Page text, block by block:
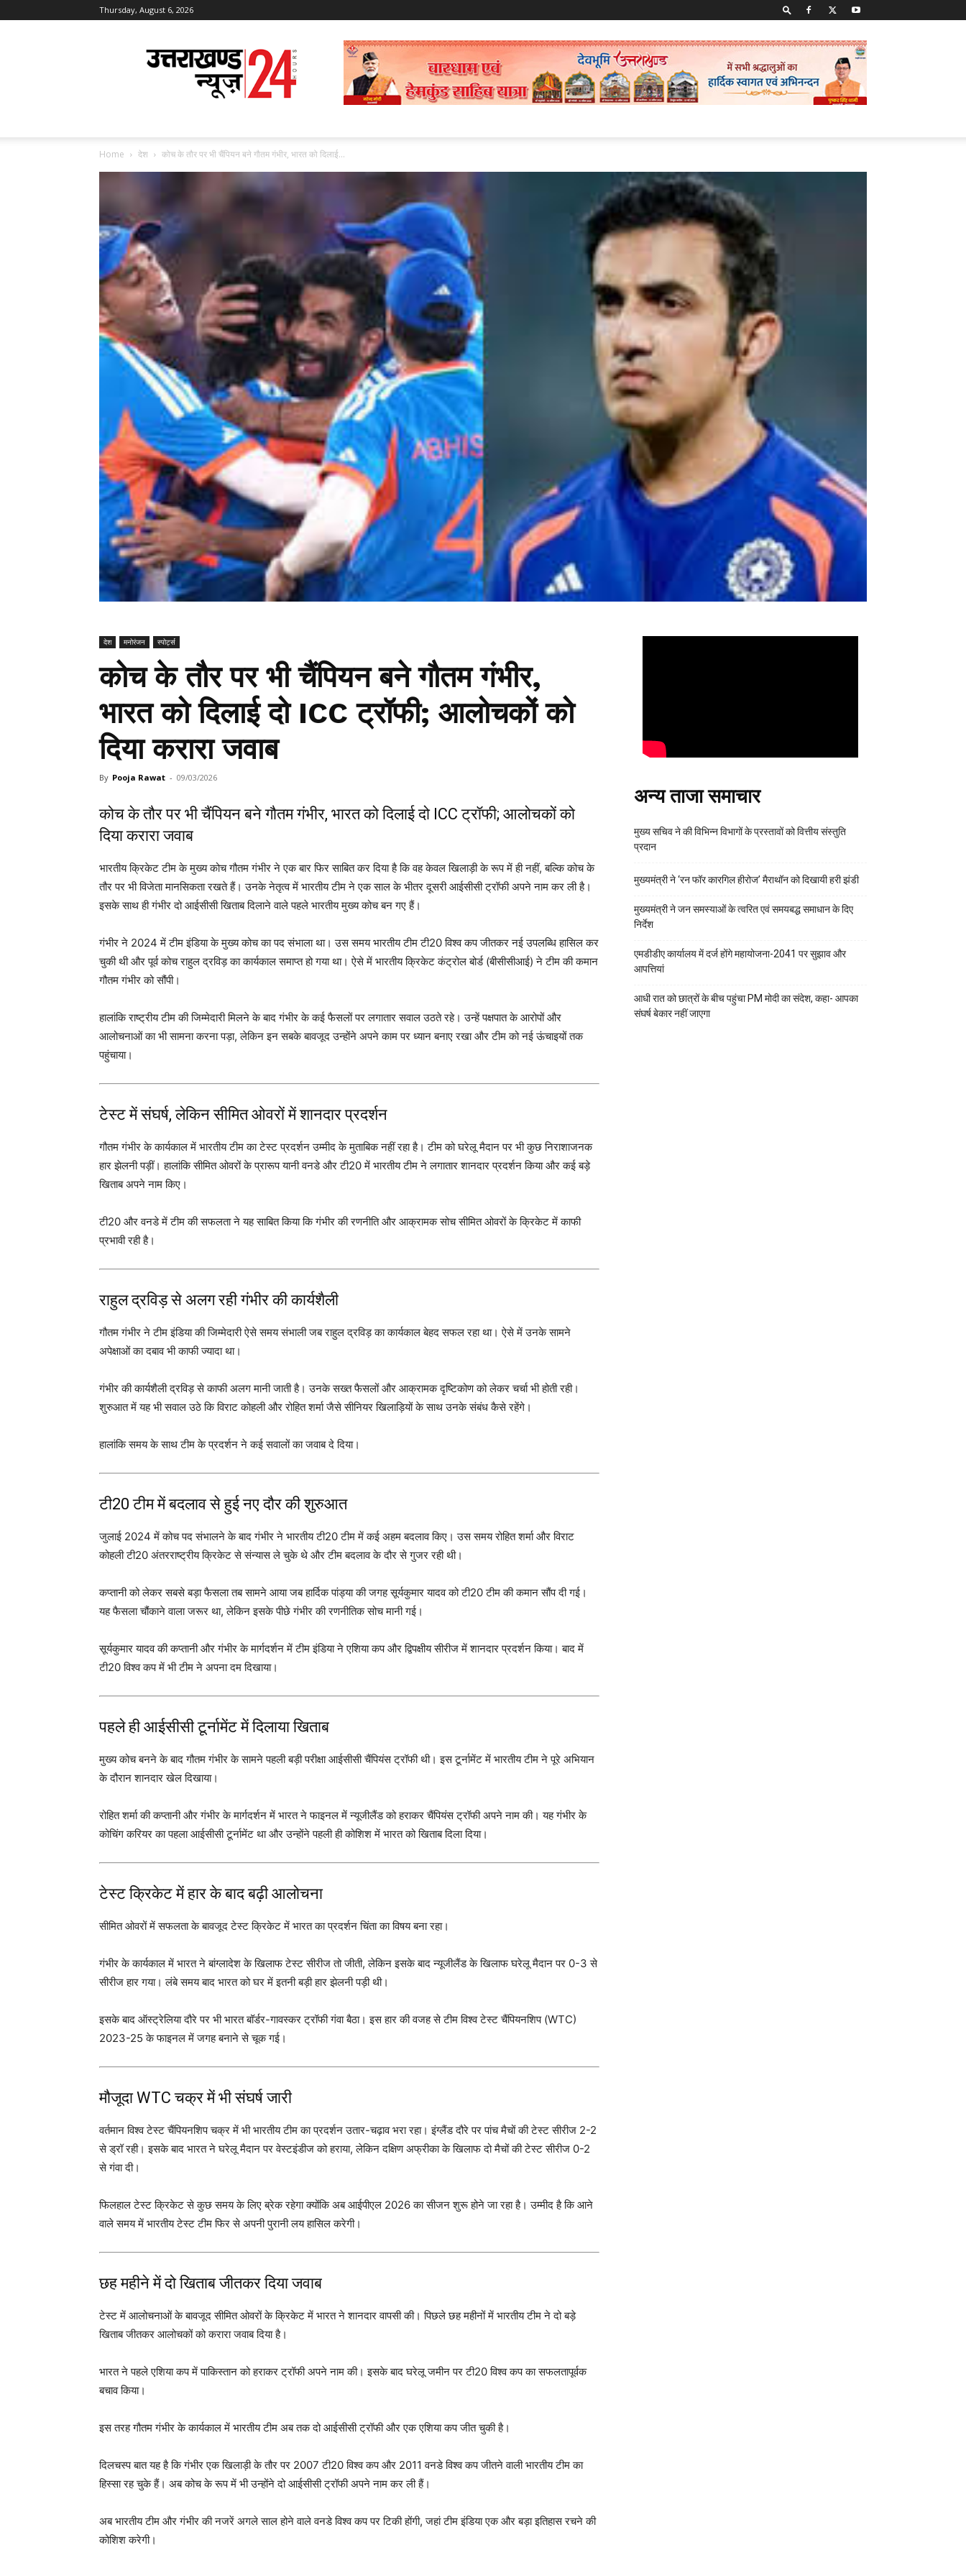
Thursday, August 6, 2026
Uttarakhand
News
24
Home देश कोच के तौर पर भी चैंपियन बने गौतम गंभीर, भारत को दिलाई...
देश मनोरंजन स्पोर्ट्स
कोच के तौर पर भी चैंपियन बने गौतम गंभीर,
भारत को दिलाई दो ICC ट्रॉफी; आलोचकों को
दिया करारा जवाब
By Pooja Rawat - 09/03/2026
कोच के तौर पर भी चैंपियन बने गौतम गंभीर, भारत को दिलाई दो ICC ट्रॉफी; आलोचकों को
दिया करारा जवाब
भारतीय क्रिकेट टीम के मुख्य कोच गौतम गंभीर ने एक बार फिर साबित कर दिया है कि वह केवल खिलाड़ी के रूप में ही नहीं, बल्कि कोच के
तौर पर भी विजेता मानसिकता रखते हैं। उनके नेतृत्व में भारतीय टीम ने एक साल के भीतर दूसरी आईसीसी ट्रॉफी अपने नाम कर ली है।
इसके साथ ही गंभीर दो आईसीसी खिताब दिलाने वाले पहले भारतीय मुख्य कोच बन गए हैं।
गंभीर ने 2024 में टीम इंडिया के मुख्य कोच का पद संभाला था। उस समय भारतीय टीम टी20 विश्व कप जीतकर नई उपलब्धि हासिल कर
चुकी थी और पूर्व कोच राहुल द्रविड़ का कार्यकाल समाप्त हो गया था। ऐसे में भारतीय क्रिकेट कंट्रोल बोर्ड (बीसीसीआई) ने टीम की कमान
गौतम गंभीर को सौंपी।
हालांकि राष्ट्रीय टीम की जिम्मेदारी मिलने के बाद गंभीर के कई फैसलों पर लगातार सवाल उठते रहे। उन्हें पक्षपात के आरोपों और
आलोचनाओं का भी सामना करना पड़ा, लेकिन इन सबके बावजूद उन्होंने अपने काम पर ध्यान बनाए रखा और टीम को नई ऊंचाइयों तक
पहुंचाया।
टेस्ट में संघर्ष, लेकिन सीमित ओवरों में शानदार प्रदर्शन
गौतम गंभीर के कार्यकाल में भारतीय टीम का टेस्ट प्रदर्शन उम्मीद के मुताबिक नहीं रहा है। टीम को घरेलू मैदान पर भी कुछ निराशाजनक
हार झेलनी पड़ीं। हालांकि सीमित ओवरों के प्रारूप यानी वनडे और टी20 में भारतीय टीम ने लगातार शानदार प्रदर्शन किया और कई बड़े
खिताब अपने नाम किए।
टी20 और वनडे में टीम की सफलता ने यह साबित किया कि गंभीर की रणनीति और आक्रामक सोच सीमित ओवरों के क्रिकेट में काफी
प्रभावी रही है।
राहुल द्रविड़ से अलग रही गंभीर की कार्यशैली
गौतम गंभीर ने टीम इंडिया की जिम्मेदारी ऐसे समय संभाली जब राहुल द्रविड़ का कार्यकाल बेहद सफल रहा था। ऐसे में उनके सामने
अपेक्षाओं का दबाव भी काफी ज्यादा था।
गंभीर की कार्यशैली द्रविड़ से काफी अलग मानी जाती है। उनके सख्त फैसलों और आक्रामक दृष्टिकोण को लेकर चर्चा भी होती रही।
शुरुआत में यह भी सवाल उठे कि विराट कोहली और रोहित शर्मा जैसे सीनियर खिलाड़ियों के साथ उनके संबंध कैसे रहेंगे।
हालांकि समय के साथ टीम के प्रदर्शन ने कई सवालों का जवाब दे दिया।
टी20 टीम में बदलाव से हुई नए दौर की शुरुआत
जुलाई 2024 में कोच पद संभालने के बाद गंभीर ने भारतीय टी20 टीम में कई अहम बदलाव किए। उस समय रोहित शर्मा और विराट
कोहली टी20 अंतरराष्ट्रीय क्रिकेट से संन्यास ले चुके थे और टीम बदलाव के दौर से गुजर रही थी।
कप्तानी को लेकर सबसे बड़ा फैसला तब सामने आया जब हार्दिक पांड्या की जगह सूर्यकुमार यादव को टी20 टीम की कमान सौंप दी गई।
यह फैसला चौंकाने वाला जरूर था, लेकिन इसके पीछे गंभीर की रणनीतिक सोच मानी गई।
सूर्यकुमार यादव की कप्तानी और गंभीर के मार्गदर्शन में टीम इंडिया ने एशिया कप और द्विपक्षीय सीरीज में शानदार प्रदर्शन किया। बाद में
टी20 विश्व कप में भी टीम ने अपना दम दिखाया।
पहले ही आईसीसी टूर्नामेंट में दिलाया खिताब
मुख्य कोच बनने के बाद गौतम गंभीर के सामने पहली बड़ी परीक्षा आईसीसी चैंपियंस ट्रॉफी थी। इस टूर्नामेंट में भारतीय टीम ने पूरे अभियान
के दौरान शानदार खेल दिखाया।
रोहित शर्मा की कप्तानी और गंभीर के मार्गदर्शन में भारत ने फाइनल में न्यूजीलैंड को हराकर चैंपियंस ट्रॉफी अपने नाम की। यह गंभीर के
कोचिंग करियर का पहला आईसीसी टूर्नामेंट था और उन्होंने पहली ही कोशिश में भारत को खिताब दिला दिया।
टेस्ट क्रिकेट में हार के बाद बढ़ी आलोचना
सीमित ओवरों में सफलता के बावजूद टेस्ट क्रिकेट में भारत का प्रदर्शन चिंता का विषय बना रहा।
गंभीर के कार्यकाल में भारत ने बांग्लादेश के खिलाफ टेस्ट सीरीज तो जीती, लेकिन इसके बाद न्यूजीलैंड के खिलाफ घरेलू मैदान पर 0-3 से
सीरीज हार गया। लंबे समय बाद भारत को घर में इतनी बड़ी हार झेलनी पड़ी थी।
इसके बाद ऑस्ट्रेलिया दौरे पर भी भारत बॉर्डर-गावस्कर ट्रॉफी गंवा बैठा। इस हार की वजह से टीम विश्व टेस्ट चैंपियनशिप (WTC)
2023-25 के फाइनल में जगह बनाने से चूक गई।
मौजूदा WTC चक्र में भी संघर्ष जारी
वर्तमान विश्व टेस्ट चैंपियनशिप चक्र में भी भारतीय टीम का प्रदर्शन उतार-चढ़ाव भरा रहा। इंग्लैंड दौरे पर पांच मैचों की टेस्ट सीरीज 2-2
से ड्रॉ रही। इसके बाद भारत ने घरेलू मैदान पर वेस्टइंडीज को हराया, लेकिन दक्षिण अफ्रीका के खिलाफ दो मैचों की टेस्ट सीरीज 0-2
से गंवा दी।
फिलहाल टेस्ट क्रिकेट से कुछ समय के लिए ब्रेक रहेगा क्योंकि अब आईपीएल 2026 का सीजन शुरू होने जा रहा है। उम्मीद है कि आने
वाले समय में भारतीय टेस्ट टीम फिर से अपनी पुरानी लय हासिल करेगी।
छह महीने में दो खिताब जीतकर दिया जवाब
टेस्ट में आलोचनाओं के बावजूद सीमित ओवरों के क्रिकेट में भारत ने शानदार वापसी की। पिछले छह महीनों में भारतीय टीम ने दो बड़े
खिताब जीतकर आलोचकों को करारा जवाब दिया है।
भारत ने पहले एशिया कप में पाकिस्तान को हराकर ट्रॉफी अपने नाम की। इसके बाद घरेलू जमीन पर टी20 विश्व कप का सफलतापूर्वक
बचाव किया।
इस तरह गौतम गंभीर के कार्यकाल में भारतीय टीम अब तक दो आईसीसी ट्रॉफी और एक एशिया कप जीत चुकी है।
दिलचस्प बात यह है कि गंभीर एक खिलाड़ी के तौर पर 2007 टी20 विश्व कप और 2011 वनडे विश्व कप जीतने वाली भारतीय टीम का
हिस्सा रह चुके हैं। अब कोच के रूप में भी उन्होंने दो आईसीसी ट्रॉफी अपने नाम कर ली हैं।
अब भारतीय टीम और गंभीर की नजरें अगले साल होने वाले वनडे विश्व कप पर टिकी होंगी, जहां टीम इंडिया एक और बड़ा इतिहास रचने की
कोशिश करेगी।
अन्य ताजा समाचार
मुख्य सचिव ने की विभिन्न विभागों के प्रस्तावों को वित्तीय संस्तुति
प्रदान
मुख्यमंत्री ने ‘रन फॉर कारगिल हीरोज’ मैराथॉन को दिखायी हरी झंडी
मुख्यमंत्री ने जन समस्याओं के त्वरित एवं समयबद्ध समाधान के दिए
निर्देश
एमडीडीए कार्यालय में दर्ज होंगे महायोजना-2041 पर सुझाव और
आपत्तियां
आधी रात को छात्रों के बीच पहुंचा PM मोदी का संदेश, कहा- आपका
संघर्ष बेकार नहीं जाएगा